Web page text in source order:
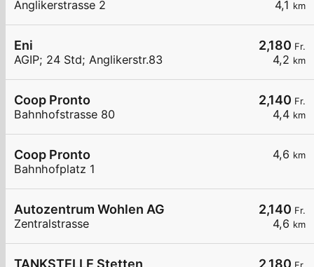
4,1 km
Anglikerstrasse 2
2,180 Fr.
4,2 km
Eni
AGIP; 24 Std; Anglikerstr.83
2,140 Fr.
4,4 km
Coop Pronto
Bahnhofstrasse 80
4,6 km
Coop Pronto
Bahnhofplatz 1
2,140 Fr.
4,6 km
Autozentrum Wohlen AG
Zentralstrasse
2,180
TANKSTELLE Stetten